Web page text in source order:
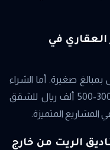
العقاري في
بمبالغ صغيرة. أما الشراء
المباشر فيبدأ الحد الأدنى العملي من 300-500 ألف ريال للشقق
المشاريع المتميزة.
الريت من خارج